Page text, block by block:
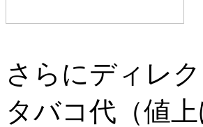
さらにディレ
タバコ代（値